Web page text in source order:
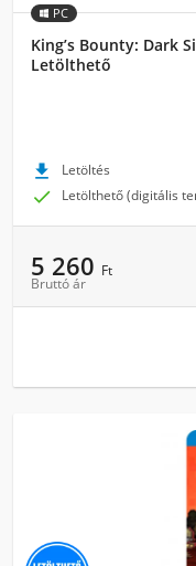
PC
King’s Bounty: Dark
Letölthető
 Letöltés
 Letölthető (digitális
5 260 Ft
Bruttó ár